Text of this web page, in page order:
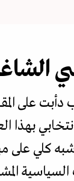
على
على مبدأ